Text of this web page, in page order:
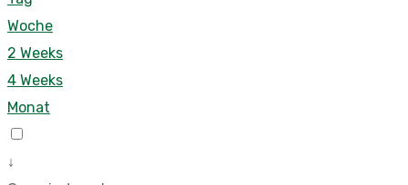
Woche
2 Weeks
4 Weeks
Monat
↓